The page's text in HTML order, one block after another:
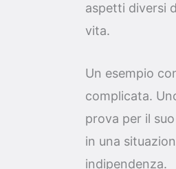
aspetti diversi
vita.
Un esempio
complicata.
prova per il
in una
indipendenza.